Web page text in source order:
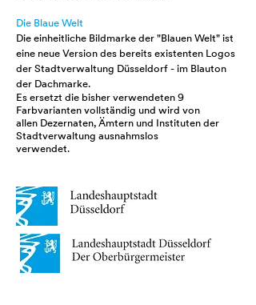
Die Blaue Welt
Die einheitliche Bildmarke der "Blauen Welt" ist
eine neue Version des bereits existenten Logos
der Stadtverwaltung Düsseldorf - im Blauton
der Dachmarke.
Es ersetzt die bisher verwendeten 9
Farbvarianten vollständig und wird von
allen Dezernaten, Ämtern und Instituten der
Stadtverwaltung ausnahmslos
verwendet.